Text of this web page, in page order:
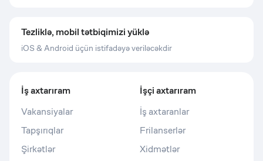
Tezliklə, mobil tətbiqimizi yüklə
iOS & Android üçün istifadəyə veriləcəkdir
İş axtarıram
Vakansiyalar
Tapşırıqlar
Şirkətlər
İşçi axtarıram
İş axtaranlar
Frilanserlər
Xidmətlər